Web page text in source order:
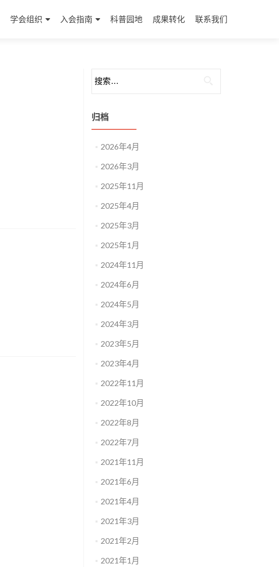
学会组织 入会指南 科普园地 成果转化 联系我们
归档
2026年4月
2026年3月
2025年11月
2025年4月
2025年3月
2025年1月
2024年11月
2024年6月
2024年5月
2024年3月
2023年5月
2023年4月
2022年11月
2022年10月
2022年8月
2022年7月
2021年11月
2021年6月
2021年4月
2021年3月
2021年2月
2021年1月